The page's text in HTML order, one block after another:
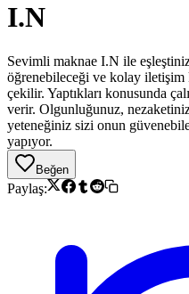
I.N
Sevimli maknae I.N ile
öğrenebileceği ve kolay iletişim
çekilir. Yaptıkları konusunda
verir. Olgunluğunuz,
yeteneğiniz sizi onun
yapıyor.
Beğen
Paylaş: